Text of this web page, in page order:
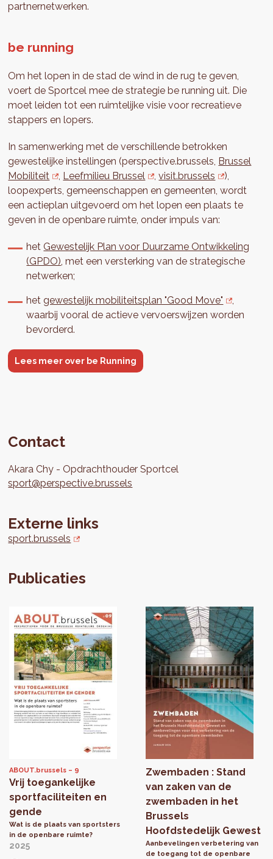
partnernetwerken.
be running
Om het lopen in de stad de wind in de rug te geven,
voert de Sportcel mee de strategie be running uit. Die
moet leiden tot een ruimtelijke visie voor recreatieve
stappers en lopers.
In samenwerking met de verschillende betrokken
gewestelijke instellingen (perspective.brussels, Brussel
Mobiliteit
, Leefmilieu Brussel ,visit.brussels
),
loopexperts, gemeenschappen en gemeenten, wordt
een actieplan uitgevoerd om het lopen een plaats te
geven in de openbare ruimte, onder impuls van:
het Gewestelijk Plan voor Duurzame Ontwikkeling
(GPDO), met een versterking van de strategische
netwerken;
hetgewestelijk mobiliteitsplan "Good Move"
,
waarbij vooral de actieve vervoerswijzen worden
bevorderd.
Lees meer over be Running
Contact
Akara Chy
Opdrachthouder Sportcel
sport@perspective.brussels
Externe links
sport.brussels
Publicaties
ABOUT.brussels 9
Vrij toegankelijke
sportfaciliteiten en
gende
Wat is de plaats van sportsters
in de openbare ruimte?
2025
Zwembaden : Stand
van zaken van de
zwembaden in het
Brussels
Hoofdstedelijk Gewest
Aanbevelingen verbetering van
de toegang tot de openbare